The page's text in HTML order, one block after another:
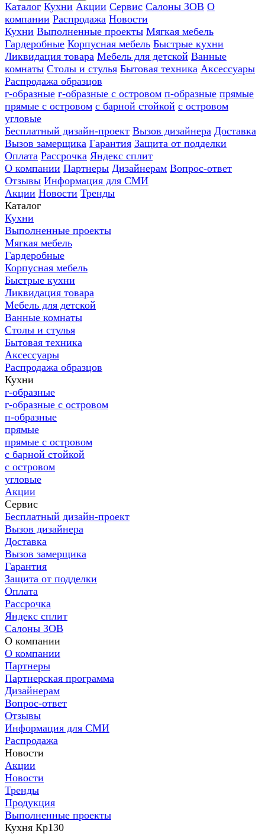
Каталог Кухни Акции Сервис Салоны ЗОВ О
компании Распродажа Новости
Кухни Выполненные проекты Мягкая мебель
Гардеробные Корпусная мебель Быстрые кухни
Ликвидация товара Мебель для детской Ванные
комнаты Столы и стулья Бытовая техника Аксессуары
Распродажа образцов
г-образные г-образные с островом п-образные прямые
прямые с островом с барной стойкой с островом
угловые
Бесплатный дизайн-проект Вызов дизайнера Доставка
Вызов замерщика Гарантия Защита от подделки
Оплата Рассрочка Яндекс сплит
О компании Партнеры Дизайнерам Вопрос-ответ
Отзывы Информация для СМИ
Акции Новости Тренды
Каталог
Кухни
Выполненные проекты
Мягкая мебель
Гардеробные
Корпусная мебель
Быстрые кухни
Ликвидация товара
Мебель для детской
Ванные комнаты
Столы и стулья
Бытовая техника
Аксессуары
Распродажа образцов
Кухни
г-образные
г-образные с островом
п-образные
прямые
прямые с островом
с барной стойкой
с островом
угловые
Акции
Сервис
Бесплатный дизайн-проект
Вызов дизайнера
Доставка
Вызов замерщика
Гарантия
Защита от подделки
Оплата
Рассрочка
Яндекс сплит
Салоны ЗОВ
О компании
О компании
Партнеры
Партнерская программа
Дизайнерам
Вопрос-ответ
Отзывы
Информация для СМИ
Распродажа
Новости
Акции
Новости
Тренды
Продукция
Выполненные проекты
Кухня Кр130